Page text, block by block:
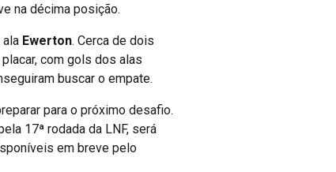
na décima posição.
Ewerton. Cerca de dois
com gols dos alas
buscar o empate.
para o próximo desafio.
17ª rodada da LNF, será
em breve pelo